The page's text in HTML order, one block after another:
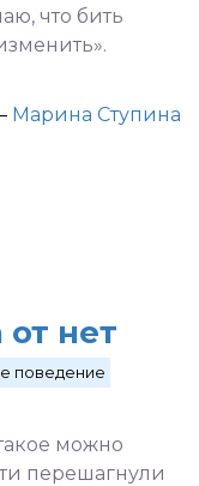
что бить
Марина Ступина
нет
поведение
можно
перешагнули